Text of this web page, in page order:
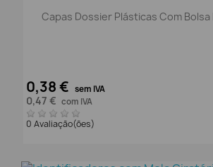
Capas Dossier Plásticas Com Bolsa
0,38 € sem IVA
0,47 € com IVA
0 Avaliação(ões)